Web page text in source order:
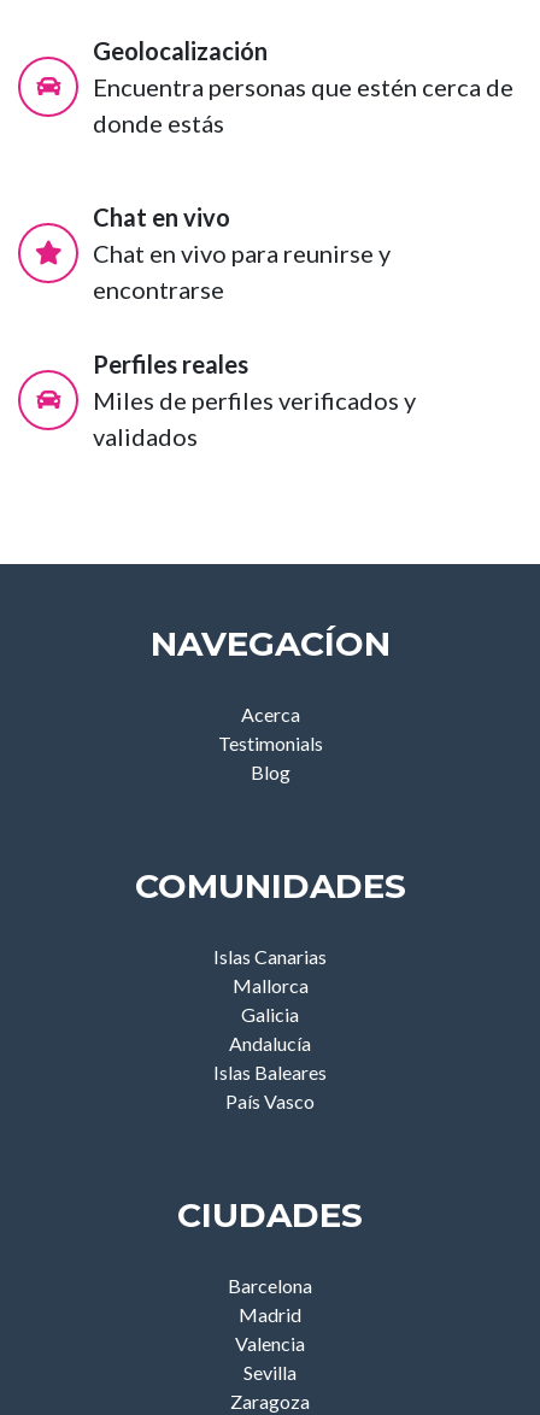
Geolocalización
Encuentra personas que estén cerca de
donde estás
Chat en vivo
Chat en vivo para reunirse y
encontrarse
Perfiles reales
Miles de perfiles verificados y
validados
NAVEGACÍON
Acerca
Testimonials
Blog
COMUNIDADES
Islas Canarias
Mallorca
Galicia
Andalucía
Islas Baleares
País Vasco
CIUDADES
Barcelona
Madrid
Valencia
Sevilla
Zaragoza